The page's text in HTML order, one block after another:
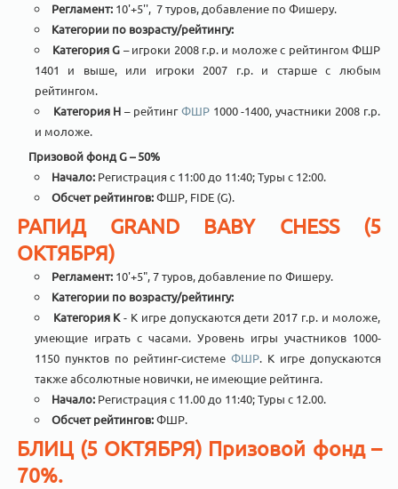
Регламент: 10'+5'', 7 туров, добавление по Фишеру.
Категории по возрасту/рейтингу:
Категория G – игроки 2008 г.р. и моложе с рейтингом ФШР
1401 и выше, или игроки 2007 г.р. и старше с любым
рейтингом.
Категория H– рейтингФШР1000 -1400, участники 2008 г.р.
и моложе.
Призовой фонд G – 50%
Начало:Регистрация с 11:00 до 11:40; Туры с 12:00.
Обсчет рейтингов:ФШР, FIDE (G).
РАПИД GRAND BABY CHESS (5
ОКТЯБРЯ)
Регламент:10'+5", 7 туров, добавление по Фишеру.
Категории по возрасту/рейтингу:
Категория K- К игре допускаются дети 2017 г.р. и моложе,
умеющие играть с часами. Уровень игры участников 1000-
1150 пунктов по рейтинг-системеФШР. К игре допускаются
также абсолютные новички, не имеющие рейтинга.
Начало:Регистрация с 11.00 до 11:40; Туры с 12.00.
Обсчет рейтингов:ФШР.
БЛИЦ (5 ОКТЯБРЯ) Призовой фонд –
70%.